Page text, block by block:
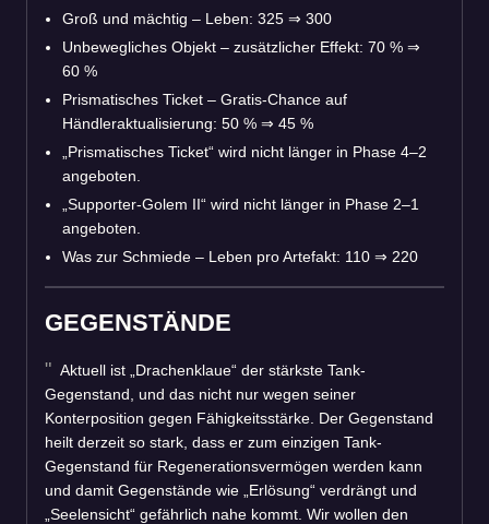
Groß und mächtig – Leben: 325 ⇒ 300
Unbewegliches Objekt – zusätzlicher Effekt: 70 % ⇒
60 %
Prismatisches Ticket – Gratis-Chance auf
Händleraktualisierung: 50 % ⇒ 45 %
„Prismatisches Ticket“ wird nicht länger in Phase 4–2
angeboten.
„Supporter-Golem II“ wird nicht länger in Phase 2–1
angeboten.
Was zur Schmiede – Leben pro Artefakt: 110 ⇒ 220
GEGENSTÄNDE
Aktuell ist „Drachenklaue“ der stärkste Tank-
Gegenstand, und das nicht nur wegen seiner
Konterposition gegen Fähigkeitsstärke. Der Gegenstand
heilt derzeit so stark, dass er zum einzigen Tank-
Gegenstand für Regenerationsvermögen werden kann
und damit Gegenstände wie „Erlösung“ verdrängt und
„Seelensicht“ gefährlich nahe kommt. Wir wollen den